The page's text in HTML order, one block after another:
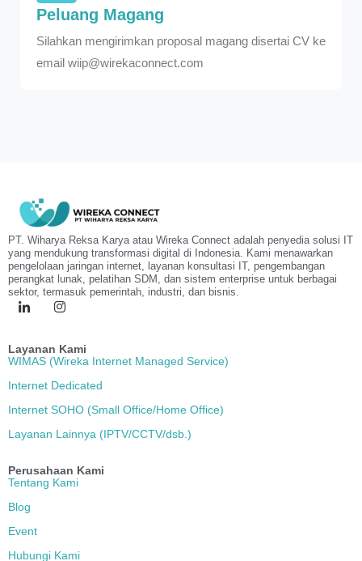
Peluang Magang
Silahkan mengirimkan proposal magang disertai CV ke
email wiip@wirekaconnect.com
PT. Wiharya Reksa Karya atau Wireka Connect adalah penyedia solusi IT
yang mendukung transformasi digital di Indonesia. Kami menawarkan
pengelolaan jaringan internet, layanan konsultasi IT, pengembangan
perangkat lunak, pelatihan SDM, dan sistem enterprise untuk berbagai
sektor, termasuk pemerintah, industri, dan bisnis.
Layanan Kami
WIMAS (Wireka Internet Managed Service)
Internet Dedicated
Internet SOHO (Small Office/Home Office)
Layanan Lainnya (IPTV/CCTV/dsb.)
Perusahaan Kami
Tentang Kami
Blog
Event
Hubungi Kami